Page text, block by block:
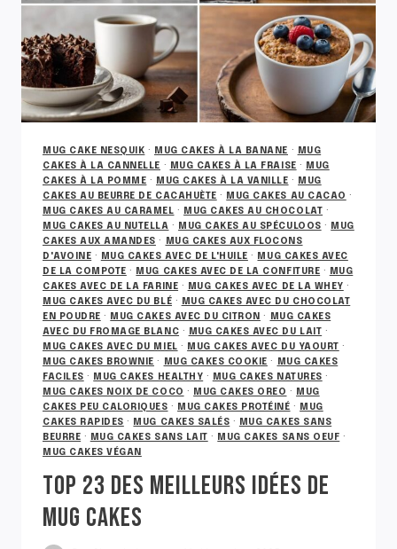
MUG CAKE NESQUIK · MUG CAKES À LA BANANE ·
MUG
CAKES À LA CANNELLE · MUG CAKES À LA FRAISE ·
MUG
CAKES À LA POMME · MUG CAKES À LA VANILLE ·
MUG
CAKES AU BEURRE DE CACAHUÈTE · MUG CAKES AU CACAO ·
MUG CAKES AU CARAMEL · MUG CAKES AU CHOCOLAT ·
MUG CAKES AU NUTELLA · MUG CAKES AU SPÉCULOOS ·
MUG
CAKES AUX AMANDES ·
MUG CAKES AUX FLOCONS
D'AVOINE · MUG CAKES AVEC DE L'HUILE ·
MUG CAKES AVEC
DE LA COMPOTE · MUG CAKES AVEC DE LA CONFITURE ·
MUG
CAKES AVEC DE LA FARINE · MUG CAKES AVEC DE LA WHEY ·
MUG CAKES AVEC DU BLÉ ·
MUG CAKES AVEC DU CHOCOLAT
EN POUDRE · MUG CAKES AVEC DU CITRON ·
MUG CAKES
AVEC DU FROMAGE BLANC · MUG CAKES AVEC DU LAIT ·
MUG CAKES AVEC DU MIEL · MUG CAKES AVEC DU YAOURT ·
MUG CAKES BROWNIE · MUG CAKES COOKIE ·
MUG CAKES
FACILES · MUG CAKES HEALTHY · MUG CAKES NATURES ·
MUG CAKES NOIX DE COCO · MUG CAKES OREO ·
MUG
CAKES PEU CALORIQUES · MUG CAKES PROTÉINÉ ·
MUG
CAKES RAPIDES · MUG CAKES SALÉS ·
MUG CAKES SANS
BEURRE · MUG CAKES SANS LAIT · MUG CAKES SANS OEUF ·
MUG CAKES VÉGAN
TOP 23 DES MEILLEURS IDÉES DE
MUG CAKES